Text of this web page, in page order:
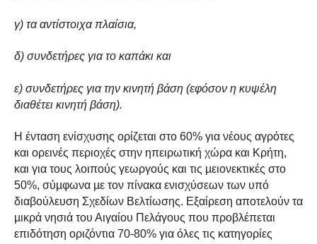
γ) τα αντίστοιχα πλαίσια,
δ) συνδετήρες για το καπάκι και
ε) συνδετήρες για την κινητή βάση (εφόσον η κυψέλη
διαθέτει κινητή βάση).
Η ένταση ενίσχυσης ορίζεται στο 60% για νέους αγρότες
και ορεινές περιοχές στην ηπειρωτική χώρα και Κρήτη,
και για τους λοιπούς γεωργούς και τις µειονεκτικές στο
50%, σύµφωνα µε τον πίνακα ενισχύσεων των υπό
διαβούλευση Σχεδίων Βελτίωσης. Εξαίρεση αποτελούν τα
µικρά νησιά του Αιγαίου Πελάγους που προβλέπεται
επιδότηση οριζόντια 70-80% για όλες τις κατηγορίες